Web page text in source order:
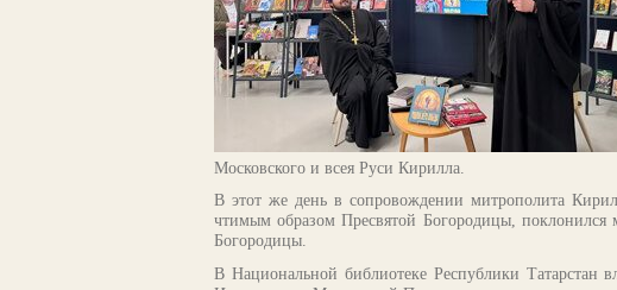
Московского и всея Руси Кирилла.
В этот же день в сопровождении митрополита
чтимым образом Пресвятой Богородицы,
Богородицы.
В Национальной библиотеке Республики Татарстан